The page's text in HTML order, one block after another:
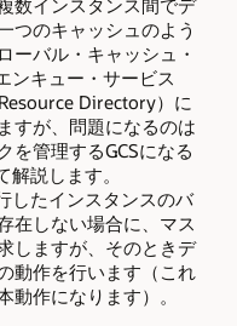
つのキャッシュのよう
ーバル・キャッシュ・
ンキュー・サービス
Directory）に
すが、問題になるのは
を管理するGCSになる
説します。
したインスタンスのバ
在しない場合に、マス
しますが、そのときデ
動作を行います（これ
作になります）。